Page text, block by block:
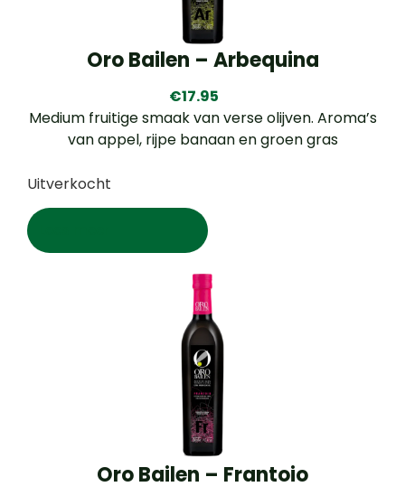
Oro Bailen – Arbequina
€17.95
Medium fruitige smaak van verse olijven. Aroma’s
van appel, rijpe banaan en groen gras
Uitverkocht
Oro Bailen – Frantoio